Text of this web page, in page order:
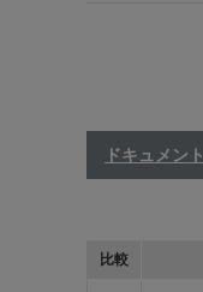
ドキュメント
比較